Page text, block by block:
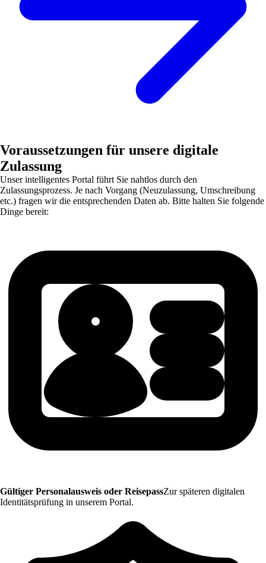
Voraussetzungen für unsere digitale
Zulassung
Unser intelligentes Portal führt Sie nahtlos durch den
Zulassungsprozess. Je nach Vorgang (Neuzulassung, Umschreibung
etc.) fragen wir die entsprechenden Daten ab. Bitte halten Sie folgende
Dinge bereit:
Gültiger Personalausweis oder ReisepassZur späteren digitalen
Identitätsprüfung in unserem Portal.